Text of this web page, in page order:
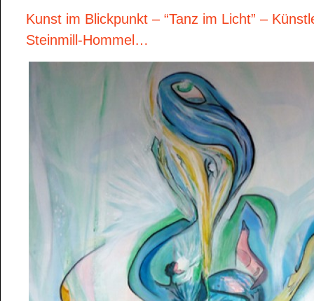
Kunst im Blickpunkt – “Tanz im Licht” –
Steinmill-Hommel…